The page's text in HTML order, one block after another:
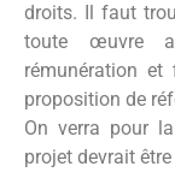
droits. Il faut
toute œuvre
rémunération
proposition de
On verra pour
projet devrait